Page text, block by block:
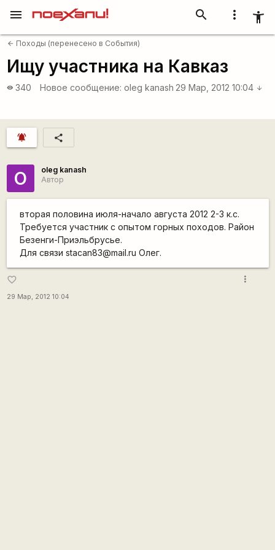
more_vert accessibility_new
search
menu
arrow_back Походы (перенесено в События)
Ищу участника на Кавказ
visibility 340 Новое сообщение: oleg kanash 29 Мар, 2012 10:04 arrow_downward
notifications_active share
O
oleg kanash
Автор
вторая половина июля-начало августа 2012 2-3 к.с.
Требуется участник с опытом горных походов. Район
Безенги-Приэльбрусье.
Для связи stacan83@mail.ru Олег.
favorite_border
29 Мар, 2012 10:04
more_vert